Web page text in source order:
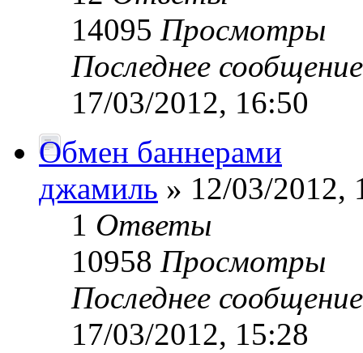
14095 Просмотры
Последнее
17/03/2012, 16:50
Обмен баннерами
джамиль » 12/03/2012,
1 Ответы
10958 Просмотры
Последнее
17/03/2012, 15:28